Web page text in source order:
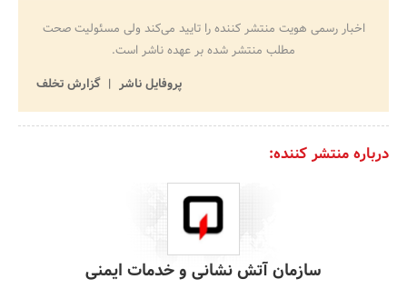
اخبار رسمی هویت منتشر کننده را تایید می‌کند ولی مسئولیت صحت
مطلب منتشر شده بر عهده ناشر است.
پروفایل ناشر
گزارش تخلف
درباره منتشر کننده:
سازمان آتش نشانی و خدمات ایمنی